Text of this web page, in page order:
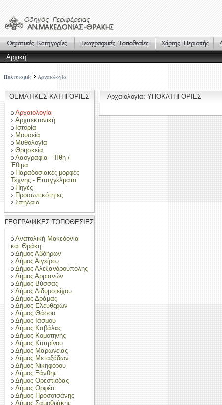
Αρχική
Πολιτισμός Αρχαιολογία
ΘΕΜΑΤΙΚΕΣ ΚΑΤΗΓΟΡΙΕΣ
Αρχαιολογία
Αρχιτεκτονική
Ιστορία
Μουσεία
Μυθολογία
Θρησκεία
Λαογραφία - Ήθη /
Έθιμα
Παραδοσιακές μορφές
Τέχνης - Επαγγέλματα
Πηγές
Προσωπικότητες
Σπήλαια
ΓΕΩΓΡΑΦΙΚΕΣ ΤΟΠΟΘΕΣΙΕΣ
Ανατολική Μακεδονία
και Θράκη
Δήμος Αβδήρων
Δήμος Αιγείρου
Δήμος Αλεξανδρούπολης
Δήμος Αρριανών
Δήμος Βύσσας
Δήμος Διδυμοτείχου
Δήμος Δράμας
Δήμος Ελευθερών
Δήμος Θάσου
Δήμος Ιάσμου
Δήμος Καβάλας
Δήμος Κομοτηνής
Δήμος Κυπρίνου
Δήμος Μαρωνείας
Δήμος Μεταξάδων
Δήμος Νικηφόρου
Δήμος Ξάνθης
Δήμος Ορεστιάδας
Δήμος Ορφέα
Δήμος Προσοτσάνης
Δήμος Σαμοθράκης
Αρχαιολογία: ΥΠΟΚΑΤΗΓΟΡΙΕΣ